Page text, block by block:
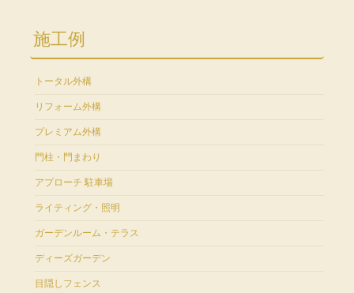
施工例
トータル外構
リフォーム外構
プレミアム外構
門柱・門まわり
アプローチ 駐車場
ライティング・照明
ガーデンルーム・テラス
ディーズガーデン
目隠しフェンス